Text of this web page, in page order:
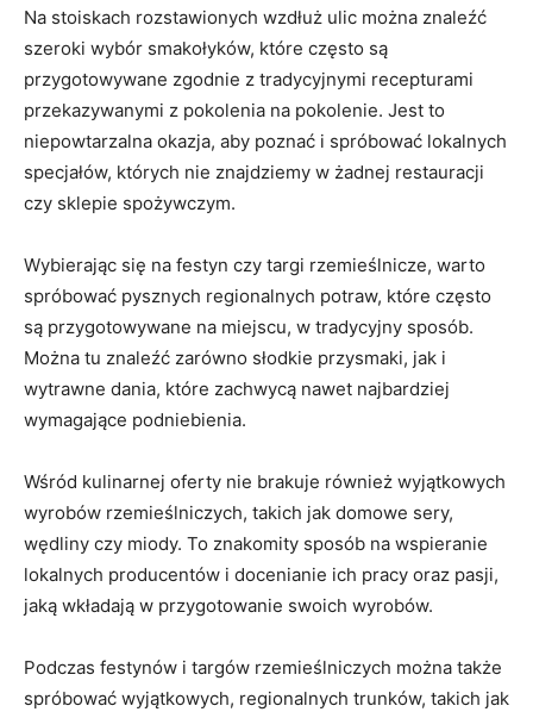
Na stoiskach rozstawionych wzdłuż ulic można znaleźć
szeroki wybór smakołyków, które często są
przygotowywane ‍zgodnie z ‌tradycyjnymi recepturami
przekazywanymi z pokolenia na pokolenie. Jest to
niepowtarzalna okazja, aby⁤ poznać i spróbować ‌lokalnych
specjałów, których nie znajdziemy w żadnej restauracji
czy sklepie spożywczym.
Wybierając się na​ festyn‍ czy targi rzemieślnicze, ‍warto
spróbować pysznych regionalnych potraw, które często⁣
są przygotowywane na miejscu, w tradycyjny sposób.
Można tu ⁢znaleźć zarówno słodkie przysmaki, jak i
wytrawne ‍dania, które zachwycą nawet najbardziej
⁣wymagające podniebienia.
Wśród kulinarnej ⁢oferty ​nie brakuje również wyjątkowych
‌wyrobów rzemieślniczych,⁢ takich jak⁣ domowe sery,
wędliny czy miody. To znakomity sposób na wspieranie
lokalnych ⁣producentów i docenianie ich pracy oraz pasji,
jaką wkładają w przygotowanie swoich wyrobów.
Podczas festynów i targów rzemieślniczych można także
spróbować wyjątkowych, regionalnych ⁢trunków, takich jak